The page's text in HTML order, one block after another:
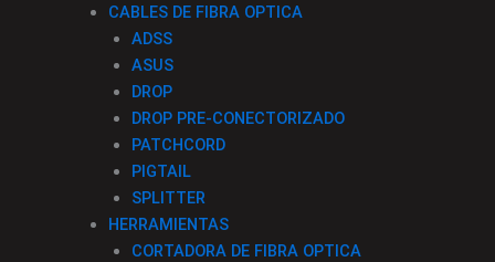
CABLES DE FIBRA OPTICA
ADSS
ASUS
DROP
DROP PRE-CONECTORIZADO
PATCHCORD
PIGTAIL
SPLITTER
HERRAMIENTAS
CORTADORA DE FIBRA OPTICA